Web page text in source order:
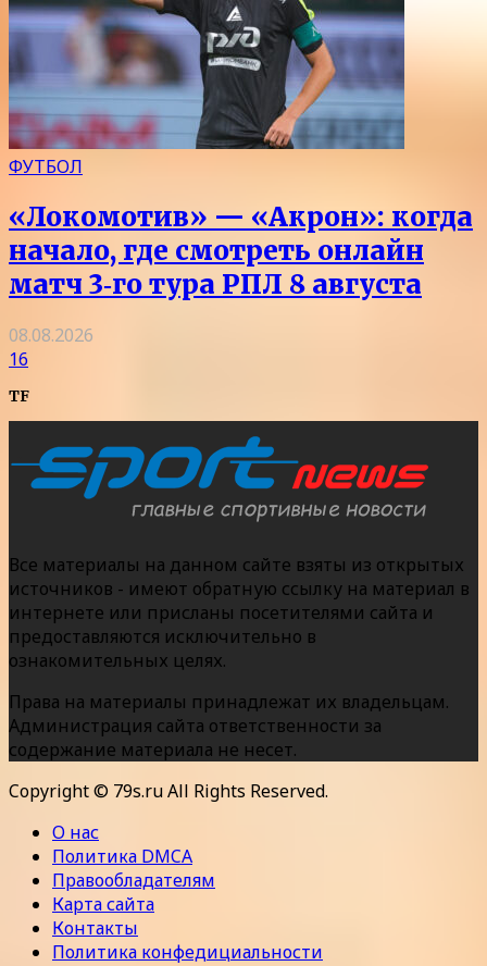
ФУТБОЛ
«Локомотив» — «Акрон»: когда
начало, где смотреть онлайн
матч 3‑го тура РПЛ 8 августа
08.08.2026
16
TF
Все материалы на данном сайте взяты из открытых
источников - имеют обратную ссылку на материал в
интернете или присланы посетителями сайта и
предоставляются исключительно в
ознакомительных целях.
Права на материалы принадлежат их владельцам.
Администрация сайта ответственности за
содержание материала не несет.
Copyright © 79s.ru All Rights Reserved.
О нас
Политика DMCA
Правообладателям
Карта сайта
Контакты
Политика конфедициальности